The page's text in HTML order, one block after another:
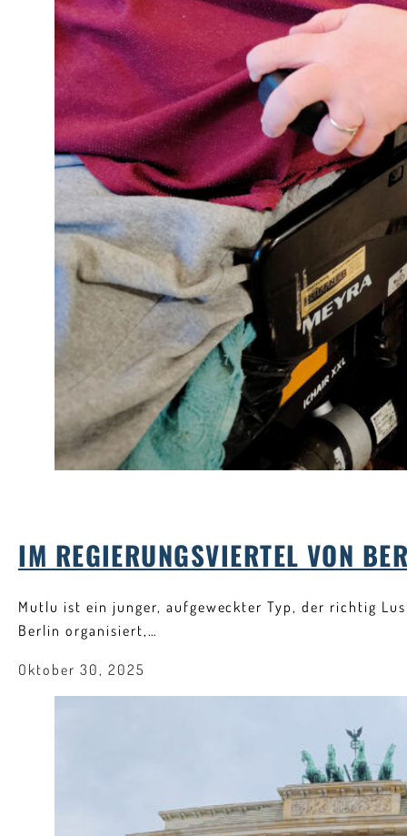
IM REGIERUNGSVIERTEL VON
Mutlu ist ein junger, aufgeweckter Typ, der richtig
Berlin organisiert,…
Oktober 30, 2025